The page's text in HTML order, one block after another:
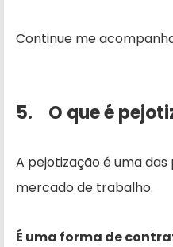
Continue me
5. O que é
A pejotização é uma
mercado de trabalho.
É uma forma de